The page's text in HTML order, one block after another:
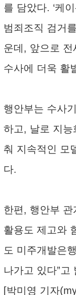
를 담았다. ‘케
범죄조직 검거
운데, 앞으로
수사에 더욱 활
행안부는 수사
하고, 날로 지
춰 지속적인 모
다.
한편, 행안부 관
활용도 제고와
도 미주개발은
나가고 있다”고
[박미영 기자(